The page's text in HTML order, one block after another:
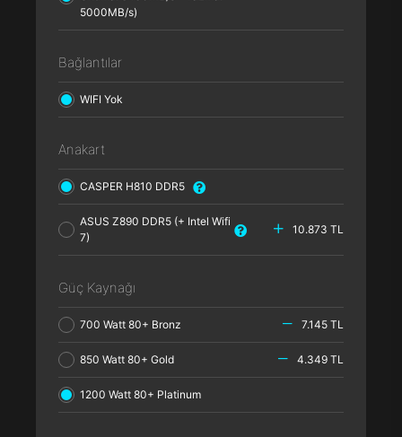
5000MB/s)
Bağlantılar
WIFI Yok
Anakart
CASPER H810 DDR5
ASUS Z890 DDR5 (+ Intel Wifi
7)
10.873 TL
Güç Kaynağı
700 Watt 80+ Bronz 7.145 TL
850 Watt 80+ Gold 4.349 TL
1200 Watt 80+ Platinum